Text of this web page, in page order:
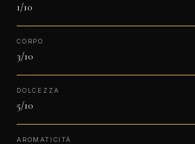
1/10
CORPO
3/10
DOLCEZZA
5/10
AROMATICITÀ